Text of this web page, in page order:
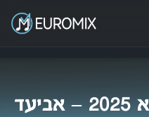
הכוכב הבא 2025 – אביעד